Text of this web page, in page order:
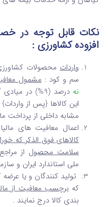
نکات قابل توجه در
افزوده کشاورزی :
وارداتمحصولات کشاورزی
سم و کود :مشمول
نه
درصد (9%) در
این کالاها {پس از
مشابه داخلی از
اعمال معافیت های
کالاهای فوق الذکر که
سلامت محصول از
ملی استاندارد ایران و
تولید کنندگان و یا
کهبرچسب معافیت از
بندی کالا درج نمایند .